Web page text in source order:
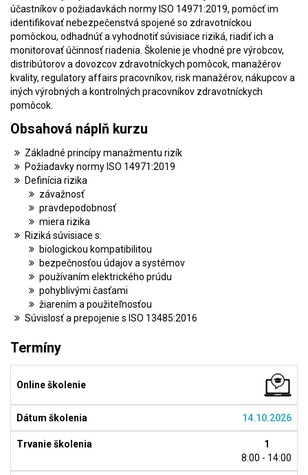
účastníkov o požiadavkách normy ISO 14971:2019, pomôcť im
identifikovať nebezpečenstvá spojené so zdravotníckou
pomôckou, odhadnúť a vyhodnotiť súvisiace riziká, riadiť ich a
monitorovať účinnosť riadenia. Školenie je vhodné pre výrobcov,
distribútorov a dovozcov zdravotníckych pomôcok, manažérov
kvality, regulatory affairs pracovníkov, risk manažérov, nákupcov a
iných výrobných a kontrolných pracovníkov zdravotníckych
pomôcok.
Obsahová náplň kurzu
Základné princípy manažmentu rizík
Požiadavky normy ISO 14971:2019
Definícia rizika
závažnosť
pravdepodobnosť
miera rizika
Riziká súvisiace s:
biologickou kompatibilitou
bezpečnosťou údajov a systémov
používaním elektrického prúdu
pohyblivými časťami
žiarením a použiteľnosťou
Súvislosť a prepojenie s ISO 13485:2016
Termíny
14.10.2026
1
8:00 - 14:00